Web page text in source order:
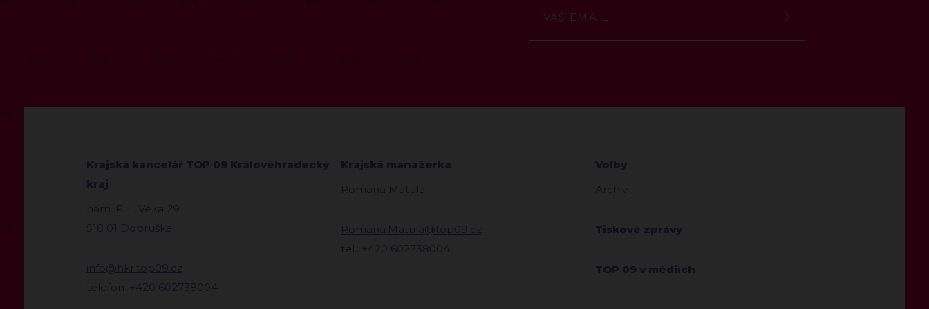
Krajská kancelář TOP 09 Královéhradecký
kraj
nám. F. L. Věka 29
518 01 Dobruška
info@hkr.top09.cz
telefon: +420 602738004
Krajská manažerka
Romana Matula
Romana.Matula@top09.cz
tel.: +420 602738004
Volby
Archiv
Tiskové zprávy
TOP 09 v médiích